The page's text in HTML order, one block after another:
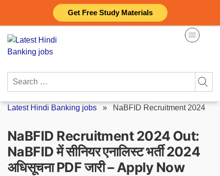
Get Free Study Materials
content
Search
Latest Hindi Banking jobs » NaBFID Recruitment 2024
NaBFID Recruitment 2024 Out:
NaBFID में सीनियर एनालिस्ट भर्ती 2024
अधिसूचना PDF जारी – Apply Now